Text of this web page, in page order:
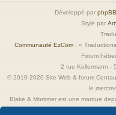
Développé par phpBB
Style par
Communauté EzCom : «
Forum
2 rue Kellermann -
© 2010-2020 Site Web & forum
le
Blake & Mortimer est une marque